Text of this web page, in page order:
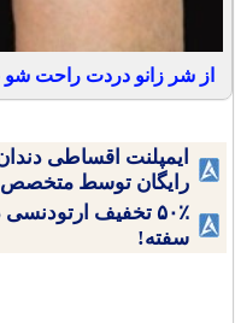
از شر زانو دردت راحت
ایمپلنت اقساطی
رایگان توسط متخصص
۵۰٪ تخفیف
سفته!